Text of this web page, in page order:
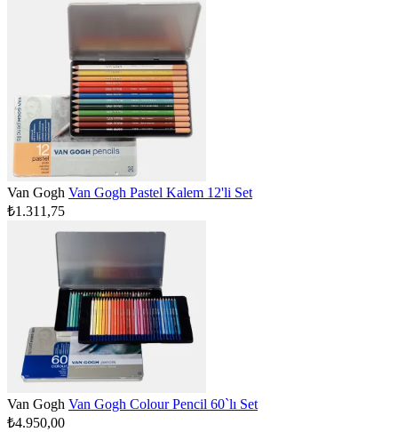
Van Gogh Van Gogh Pastel Kalem 12'li Set
₺1.311,75
Van Gogh Van Gogh Colour Pencil 60`lı Set
₺4.950,00